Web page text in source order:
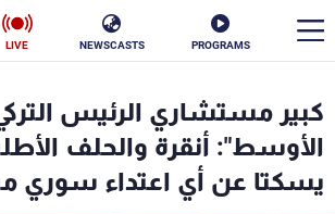
PROGRAMS
NEWSCASTS
LIVE
كبير مستشاري الرئيس
الأوسط": أنقرة والحلف
يسكتا عن أي اعتداء سوري
الأخبار
سياسة ناس